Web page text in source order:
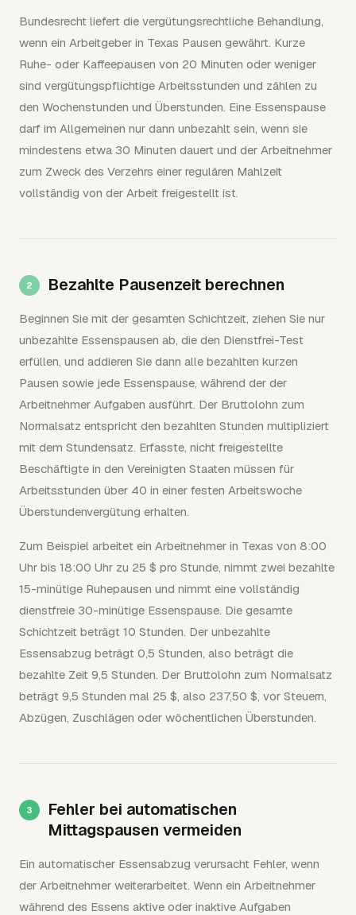
Bundesrecht liefert die vergütungsrechtliche Behandlung,
wenn ein Arbeitgeber in Texas Pausen gewährt. Kurze
Ruhe- oder Kaffeepausen von 20 Minuten oder weniger
sind vergütungspflichtige Arbeitsstunden und zählen zu
den Wochenstunden und Überstunden. Eine Essenspause
darf im Allgemeinen nur dann unbezahlt sein, wenn sie
mindestens etwa 30 Minuten dauert und der Arbeitnehmer
zum Zweck des Verzehrs einer regulären Mahlzeit
vollständig von der Arbeit freigestellt ist.
Bezahlte Pausenzeit berechnen
Beginnen Sie mit der gesamten Schichtzeit, ziehen Sie nur
unbezahlte Essenspausen ab, die den Dienstfrei-Test
erfüllen, und addieren Sie dann alle bezahlten kurzen
Pausen sowie jede Essenspause, während der der
Arbeitnehmer Aufgaben ausführt. Der Bruttolohn zum
Normalsatz entspricht den bezahlten Stunden multipliziert
mit dem Stundensatz. Erfasste, nicht freigestellte
Beschäftigte in den Vereinigten Staaten müssen für
Arbeitsstunden über 40 in einer festen Arbeitswoche
Überstundenvergütung erhalten.
Zum Beispiel arbeitet ein Arbeitnehmer in Texas von 8:00
Uhr bis 18:00 Uhr zu 25 $ pro Stunde, nimmt zwei bezahlte
15-minütige Ruhepausen und nimmt eine vollständig
dienstfreie 30-minütige Essenspause. Die gesamte
Schichtzeit beträgt 10 Stunden. Der unbezahlte
Essensabzug beträgt 0,5 Stunden, also beträgt die
bezahlte Zeit 9,5 Stunden. Der Bruttolohn zum Normalsatz
beträgt 9,5 Stunden mal 25 $, also 237,50 $, vor Steuern,
Abzügen, Zuschlägen oder wöchentlichen Überstunden.
Fehler bei automatischen
Mittagspausen vermeiden
Ein automatischer Essensabzug verursacht Fehler, wenn
der Arbeitnehmer weiterarbeitet. Wenn ein Arbeitnehmer
während des Essens aktive oder inaktive Aufgaben